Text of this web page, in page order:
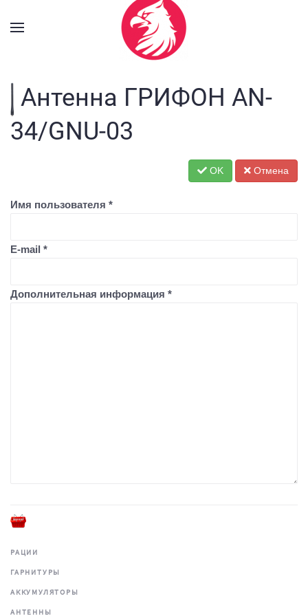
Антенна ГРИФОН AN-
34/GNU-03
OK Отмена
Имя пользователя *
E-mail *
Дополнительная информация *
РАЦИИ
ГАРНИТУРЫ
АККУМУЛЯТОРЫ
АНТЕННЫ